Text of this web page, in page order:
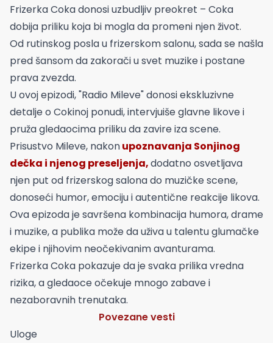
Frizerka Coka donosi uzbudljiv preokret – Coka
dobija priliku koja bi mogla da promeni njen život.
Od rutinskog posla u frizerskom salonu, sada se našla
pred šansom da zakorači u svet muzike i postane
prava zvezda.
U ovoj epizodi, "Radio Mileve" donosi ekskluzivne
detalje o Cokinoj ponudi, intervjuiše glavne likove i
pruža gledaocima priliku da zavire iza scene.
Prisustvo Mileve, nakonupoznavanja Sonjinog
dečka i njenog preseljenja,dodatno osvetljava
njen put od frizerskog salona do muzičke scene,
donoseći humor, emociju i autentične reakcije likova.
Ova epizoda je savršena kombinacija humora, drame
i muzike, a publika može da uživa u talentu glumačke
ekipe i njihovim neočekivanim avanturama.
Frizerka Coka pokazuje da je svaka prilika vredna
rizika, a gledaoce očekuje mnogo zabave i
nezaboravnih trenutaka.
Povezane vesti
Uloge